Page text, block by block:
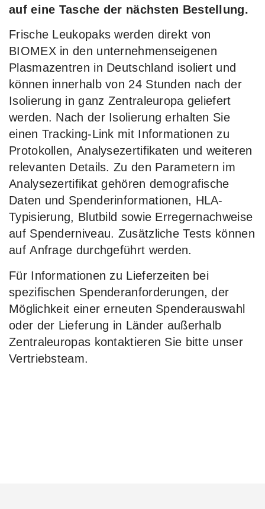
auf eine Tasche der nächsten Bestellung.
Frische Leukopaks werden direkt von
BIOMEX in den unternehmenseigenen
Plasmazentren in Deutschland isoliert und
können innerhalb von 24 Stunden nach der
Isolierung in ganz Zentraleuropa geliefert
werden. Nach der Isolierung erhalten Sie
einen Tracking-Link mit Informationen zu
Protokollen, Analysezertifikaten und weiteren
relevanten Details. Zu den Parametern im
Analysezertifikat gehören demografische
Daten und Spenderinformationen, HLA-
Typisierung, Blutbild sowie Erregernachweise
auf Spenderniveau. Zusätzliche Tests können
auf Anfrage durchgeführt werden.
Für Informationen zu Lieferzeiten bei
spezifischen Spenderanforderungen, der
Möglichkeit einer erneuten Spenderauswahl
oder der Lieferung in Länder außerhalb
Zentraleuropas kontaktieren Sie bitte unser
Vertriebsteam.